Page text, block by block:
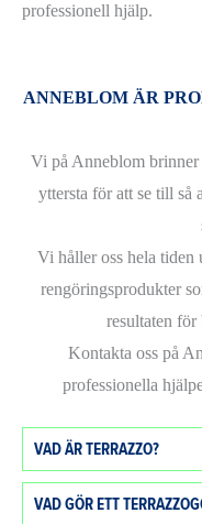
professionell hjälp.
ANNEBLOM ÄR
Vi på Anneblom
yttersta för att se till så
Vi håller oss hela tiden
rengöringsprodukter
resultaten
Kontakta oss på
professionella
VAD ÄR TERRAZZO?
VAD GÖR ETT